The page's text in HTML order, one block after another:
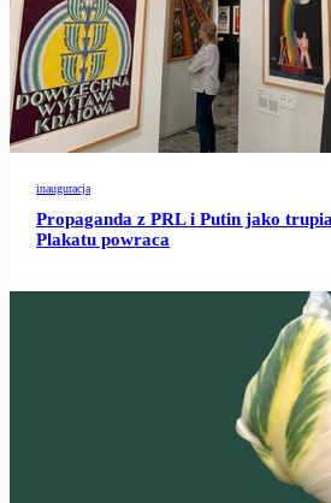
inauguracja
Propaganda z PRL i Putin jako
Plakatu powraca